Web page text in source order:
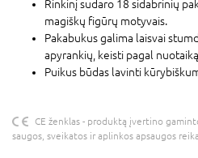
Rinkinį sudaro 18 sidabrinių
magiškų figūrų motyvais.
Pakabukus galima laisvai
apyrankių, keisti pagal
Puikus būdas lavinti
CE ženklas - produktą įvertino
saugos, sveikatos ir aplinkos apsaugos